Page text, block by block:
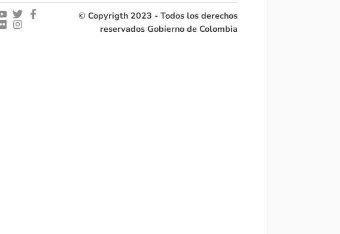
© Copyrigth 2023 - Todos los derechos
reservados Gobierno de Colombia